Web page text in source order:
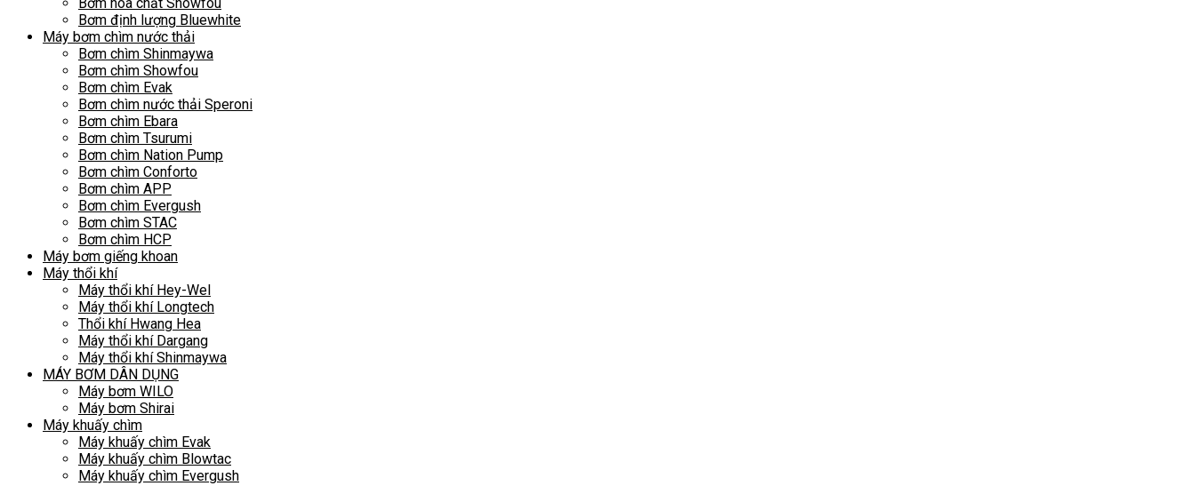
Bơm hóa chất Showfou
Bơm định lượng Bluewhite
Máy bơm chìm nước thải
Bơm chìm Shinmaywa
Bơm chìm Showfou
Bơm chìm Evak
Bơm chìm nước thải Speroni
Bơm chìm Ebara
Bơm chìm Tsurumi
Bơm chìm Nation Pump
Bơm chìm Conforto
Bơm chìm APP
Bơm chìm Evergush
Bơm chìm STAC
Bơm chìm HCP
Máy bơm giếng khoan
Máy thổi khí
Máy thổi khí Hey-Wel
Máy thổi khí Longtech
Thổi khí Hwang Hea
Máy thổi khí Dargang
Máy thổi khí Shinmaywa
MÁY BƠM DÂN DỤNG
Máy bơm WILO
Máy bơm Shirai
Máy khuấy chìm
Máy khuấy chìm Evak
Máy khuấy chìm Blowtac
Máy khuấy chìm Evergush